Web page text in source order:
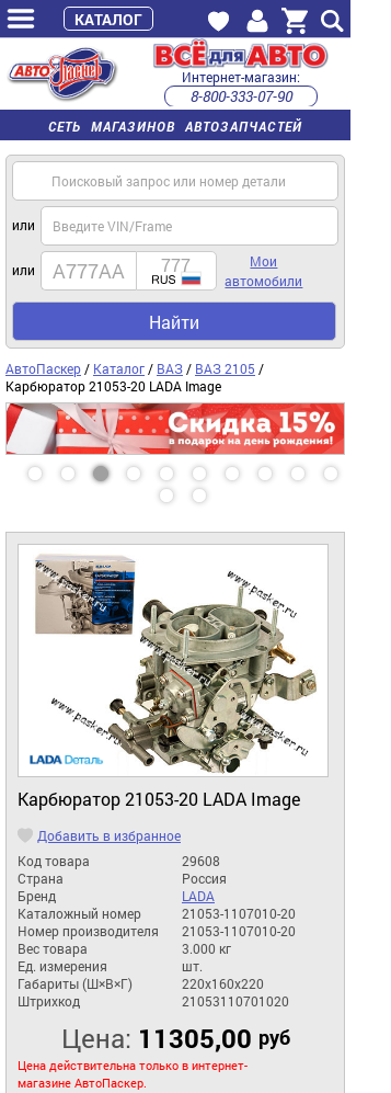
СЕТЬ МАГАЗИНОВ АВТОЗАПЧАСТЕЙ
Интернет-магазин:
8-800-333-07-90
часы работы с 9:00 до 22:00 (пн-пт)
или
или
Мои
автомобили
Найти
АвтоПаскер / Каталог / ВАЗ / ВАЗ 2105 /
Карбюратор 21053-20 LADA Image
Карбюратор 21053-20 LADA Image
Добавить в избранное
Код товара
29608
Страна
Россия
Бренд
LADA
Каталожный номер
21053-1107010-20
Номер производителя
21053-1107010-20
Вес товара
3.000 кг
Ед. измерения
шт.
Габариты (Ш×В×Г)
220x160x220
Штрихкод
21053110701020
Цена: 11305,00 руб
Цена действительна только в интернет-
магазине АвтоПаскер.
КАТАЛОГ